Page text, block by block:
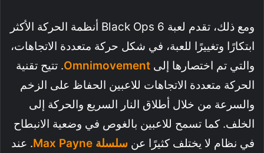
ومع ذلك، تقدم لعبة Black Ops 6 أنظمة الحركة الأكثر
ابتكارًا وتغييرًا للعبة، في شكل حركة متعددة الاتجاهات،
والتي تم اختصارها إلى Omnimovement. تتيح تقنية
الحركة متعددة الاتجاهات للاعبين الحفاظ على الزخم
والسرعة من خلال أطلاق النار السريع والحركة إلى
الخلف. كما تسمح للاعبين بالغوص في وضعية الانبطاح
في نظام لا يختلف كثيرًا عن سلسلة Max Payne
. عند